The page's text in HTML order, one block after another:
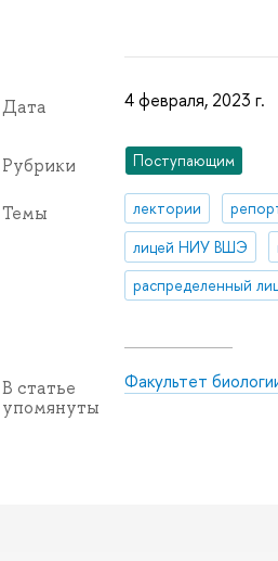
Дата 4 февраля, 2023 г.
Рубрики Поступающим
Темы лектории
лицей НИУ ВШЭ
распределенный
В статье
упомянуты
Факультет